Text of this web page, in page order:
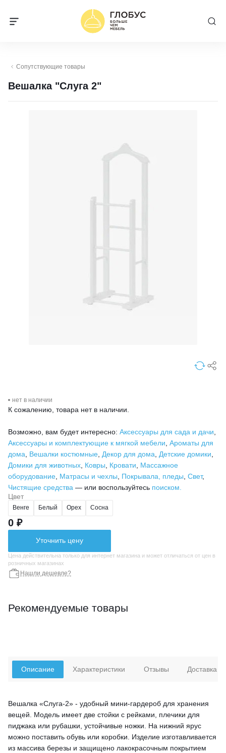
Сопутствующие товары
Вешалка "Слуга 2"
нет в наличии
К сожалению, товара нет в наличии.
Возможно, вам будет интересно: Аксессуары для сада и дачи
Аксессуары и комплектующие к мягкой мебели Ароматы для
дома
Вешалки костюмные Декор для дома Детские домики
Домики для животных Ковры Кровати
Массажное
оборудование Матрасы и чехлы Покрывала, пледы Свет,
Чистящие средства — или воспользуйтесь поиском.
Цвет
Венге Белый Орех Сосна
0 ₽
Уточнить цену
Цена действительна только для интернет магазина и может отличаться от цен в
розничных магазинах
Нашли дешевле?
Рекомендуемые товары
Описание
Вешалка «Слуга-2» - удобный мини-гардероб для хранения
вещей. Модель имеет две стойки с рейками, плечики для
пиджака или рубашки, устойчивые ножки. На нижний ярус
можно поставить обувь или коробки. Изделие изготавливается
из массива березы и защищено лакокрасочным покрытием
Характеристики Отзывы Доставка